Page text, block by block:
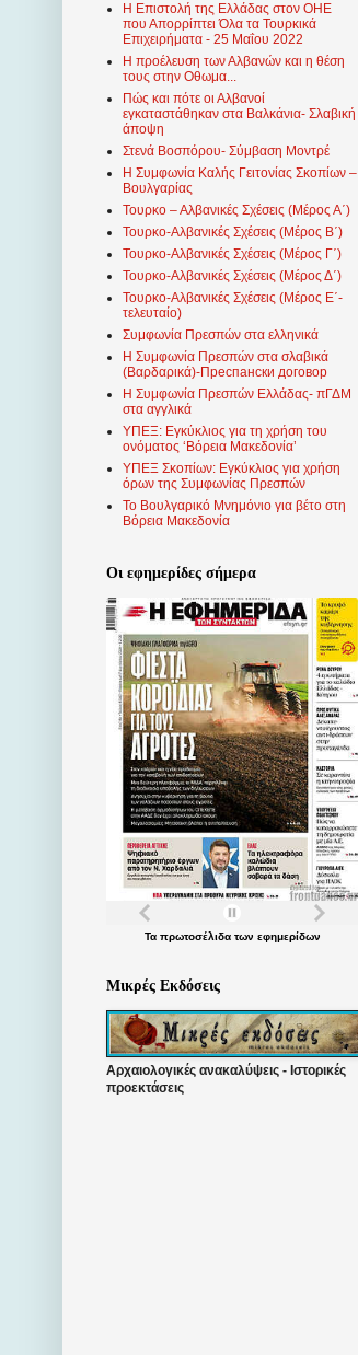
Η Επιστολή της Ελλάδας στον ΟΗΕ
που Απορρίπτει Όλα τα Τουρκικά
Επιχειρήματα - 25 Μαΐου 2022
Η προέλευση των Αλβανών και η θέση
τους στην Οθωμα...
Πώς και πότε οι Αλβανοί
εγκαταστάθηκαν στα Βαλκάνια- Σλαβική
άποψη
Στενά Βοσπόρου- Σύμβαση Μοντρέ
Η Συμφωνία Καλής Γειτονίας Σκοπίων –
Βουλγαρίας
Τουρκο – Αλβανικές Σχέσεις (Mέρος Α΄)
Τουρκο-Αλβανικές Σχέσεις (Μέρος Β΄)
Τουρκο-Αλβανικές Σχέσεις (Μέρος Γ΄)
Τουρκο-Αλβανικές Σχέσεις (Μέρος Δ΄)
Τουρκο-Αλβανικές Σχέσεις (Μέρος Ε΄-
τελευταίο)
Συμφωνία Πρεσπών στα ελληνικά
Η Συμφωνία Πρεσπών στα σλαβικά
(Βαρδαρικά)-Преспански договор
Η Συμφωνία Πρεσπών Ελλάδας- πΓΔΜ
στα αγγλικά
ΥΠΕΞ: Εγκύκλιος για τη χρήση του
ονόματος ‘Βόρεια Μακεδονία’
ΥΠΕΞ Σκοπίων: Εγκύκλιος για χρήση
όρων της Συμφωνίας Πρεσπών
Το Βουλγαρικό Μνημόνιο για βέτο στη
Βόρεια Μακεδονία
Οι εφημερίδες σήμερα
Τα πρωτοσέλιδατων εφημερίδων
Μικρές Εκδόσεις
Αρχαιολογικές ανακαλύψεις - Ιστορικές
προεκτάσεις